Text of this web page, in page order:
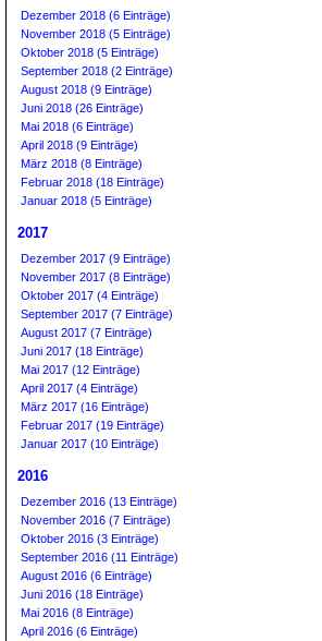
Dezember 2018 (6 Einträge)
November 2018 (5 Einträge)
Oktober 2018 (5 Einträge)
September 2018 (2 Einträge)
August 2018 (9 Einträge)
Juni 2018 (26 Einträge)
Mai 2018 (6 Einträge)
April 2018 (9 Einträge)
März 2018 (8 Einträge)
Februar 2018 (18 Einträge)
Januar 2018 (5 Einträge)
2017
Dezember 2017 (9 Einträge)
November 2017 (8 Einträge)
Oktober 2017 (4 Einträge)
September 2017 (7 Einträge)
August 2017 (7 Einträge)
Juni 2017 (18 Einträge)
Mai 2017 (12 Einträge)
April 2017 (4 Einträge)
März 2017 (16 Einträge)
Februar 2017 (19 Einträge)
Januar 2017 (10 Einträge)
2016
Dezember 2016 (13 Einträge)
November 2016 (7 Einträge)
Oktober 2016 (3 Einträge)
September 2016 (11 Einträge)
August 2016 (6 Einträge)
Juni 2016 (18 Einträge)
Mai 2016 (8 Einträge)
April 2016 (6 Einträge)